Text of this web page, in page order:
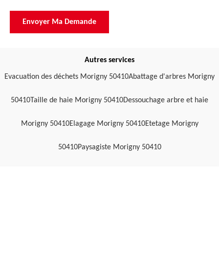
Autres services
Evacuation des déchets Morigny 50410Abattage d'arbres Morigny
50410Taille de haie Morigny 50410Dessouchage arbre et haie
Morigny 50410Elagage Morigny 50410Etetage Morigny
50410Paysagiste Morigny 50410